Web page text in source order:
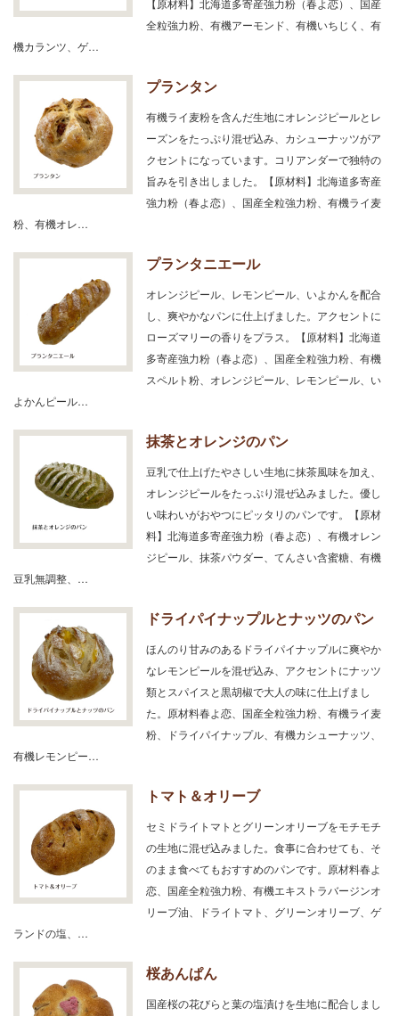
【原材料】北海道多寄産強力粉（春よ恋）、国産
全粒強力粉、有機アーモンド、有機いちじく、有
機カランツ、ゲ…
プランタン
有機ライ麦粉を含んだ生地にオレンジピールとレ
ーズンをたっぷり混ぜ込み、カシューナッツがア
クセントになっています。コリアンダーで独特の
旨みを引き出しました。【原材料】北海道多寄産
強力粉（春よ恋）、国産全粒強力粉、有機ライ麦
粉、有機オレ…
プランタニエール
オレンジピール、レモンピール、いよかんを配合
し、爽やかなパンに仕上げました。アクセントに
ローズマリーの香りをプラス。【原材料】北海道
多寄産強力粉（春よ恋）、国産全粒強力粉、有機
スペルト粉、オレンジピール、レモンピール、い
よかんピール…
抹茶とオレンジのパン
豆乳で仕上げたやさしい生地に抹茶風味を加え、
オレンジピールをたっぷり混ぜ込みました。優し
い味わいがおやつにピッタリのパンです。【原材
料】北海道多寄産強力粉（春よ恋）、有機オレン
ジピール、抹茶パウダー、てんさい含蜜糖、有機
豆乳無調整、…
ドライパイナップルとナッツのパン
ほんのり甘みのあるドライパイナップルに爽やか
なレモンピールを混ぜ込み、アクセントにナッツ
類とスパイスと黒胡椒で大人の味に仕上げまし
た。原材料春よ恋、国産全粒強力粉、有機ライ麦
粉、ドライパイナップル、有機カシューナッツ、
有機レモンピー…
トマト＆オリーブ
セミドライトマトとグリーンオリーブをモチモチ
の生地に混ぜ込みました。食事に合わせても、そ
のまま食べてもおすすめのパンです。原材料春よ
恋、国産全粒強力粉、有機エキストラバージンオ
リーブ油、ドライトマト、グリーンオリーブ、ゲ
ランドの塩、…
桜あんぱん
国産桜の花びらと葉の塩漬けを生地に配合しまし